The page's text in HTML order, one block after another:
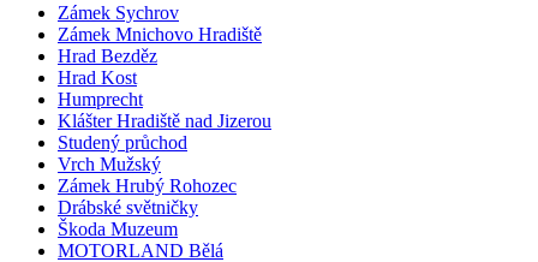
Zámek Sychrov
Zámek Mnichovo Hradiště
Hrad Bezděz
Hrad Kost
Humprecht
Klášter Hradiště nad Jizerou
Studený průchod
Vrch Mužský
Zámek Hrubý Rohozec
Drábské světničky
Škoda Muzeum
MOTORLAND Bělá